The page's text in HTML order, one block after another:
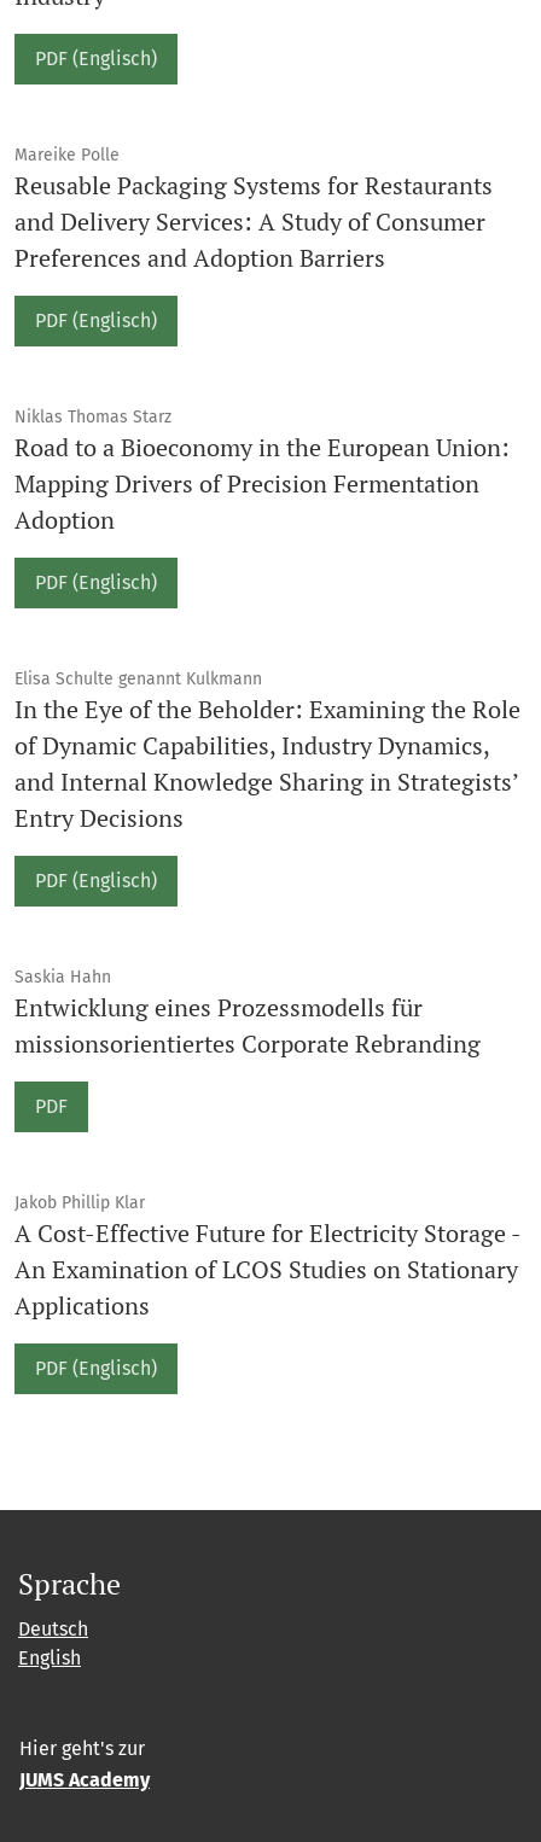
PDF (Englisch)
Mareike Polle
Reusable Packaging Systems for Restaurants
and Delivery Services: A Study of Consumer
Preferences and Adoption Barriers
PDF (Englisch)
Niklas Thomas Starz
Road to a Bioeconomy in the European Union:
Mapping Drivers of Precision Fermentation
Adoption
PDF (Englisch)
Elisa Schulte genannt Kulkmann
In the Eye of the Beholder: Examining the Role
of Dynamic Capabilities, Industry Dynamics,
and Internal Knowledge Sharing in Strategists’
Entry Decisions
PDF (Englisch)
Saskia Hahn
Entwicklung eines Prozessmodells für
missionsorientiertes Corporate Rebranding
PDF
Jakob Phillip Klar
A Cost-Effective Future for Electricity Storage -
An Examination of LCOS Studies on Stationary
Applications
PDF (Englisch)
Sprache
Deutsch
English
Hier geht's zur
JUMS Academy